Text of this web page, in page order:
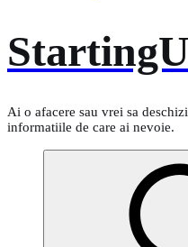
Ai o afacere sau vrei sa
informatiile de care ai nevoie.